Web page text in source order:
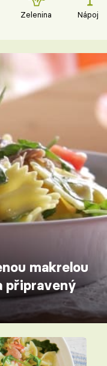
Zelenina Nápoje
makrelou
připravený